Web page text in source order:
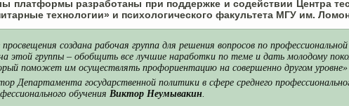
платформы разработаны при поддержке и содействии Центра
технологии» и психологического факультета МГУ им.
создана рабочая группа для решения вопросов по профессиональной
этой группы – обобщить все лучшие наработки по теме и дать молодому
поможет им осуществлять профориентацию на совершенно другом уровне»
Департамента государственной политики в сфере среднего
обученияВиктор Неумывакин.